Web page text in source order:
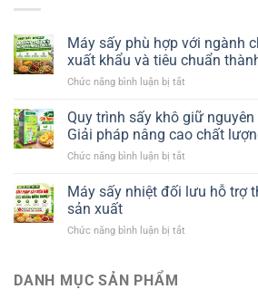
Máy sấy phù hợp với ngành
xuất khẩu và tiêu chuẩn
Chức năng bình luận bị tắt
sấy
phù
hợp
chế
Quy trình sấy khô giữ
Giải pháp nâng cao chất
Chức năng bình luận bị tắt
trình
Máy sấy nhiệt đối lưu hỗ trợ
sản xuất
Chức năng bình luận bị tắt
DANH MỤC SẢN PHẨM